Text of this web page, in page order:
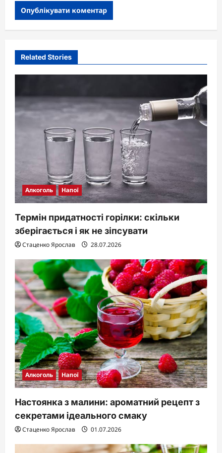
Related Stories
Алкоголь Напої
Термін придатності горілки: скільки
зберігається і як не зіпсувати
Стаценко Ярослав 28.07.2026
Алкоголь Напої
Настоянка з малини: ароматний рецепт з
секретами ідеального смаку
Стаценко Ярослав 01.07.2026